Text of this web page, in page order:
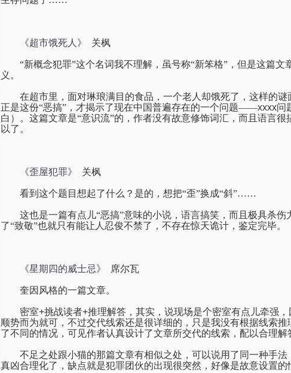
《超市饿死人》 关枫
“新概念犯罪”这个名词我不理解，虽号称“新笨格”，但是这篇
义。
在超市里，面对琳琅满目的食品，一个老人却饿死了，这样的
正是这份“恶搞”，才揭示了现在中国普遍存在的一个问题——xxxx问
白）。这篇文章是“意识流”的，作者没有故意修饰词汇，而且语言
以了。
《歪屋犯罪》 关枫
看到这个题目想起了什么？是的，想把“歪”换成“斜”……
这也是一篇有点儿“恶搞”意味的小说，语言搞笑，而且极具杀伤
了“致敬”也就只有能让人忍俊不禁了，不存在惊天诡计，鉴定完毕。
《星期四的威士忌》 席尔瓦
奎因风格的一篇文章。
密室+挑战读者+推理解答，其实，说现场是个密室有点儿牵强
顺势而为就可，不过交代线索还是很详细的，只是我没有根据线索
了不同的情况，可见作者认真设计了文章所交代的线索，配以合理解
不足之处跟小猫的那篇文章有相似之处，可以说用了同一种手
真凶合理化了，缺点就是犯罪团伙的出现很突然，好像是故意设置的